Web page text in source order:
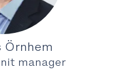
Örnhem
manager